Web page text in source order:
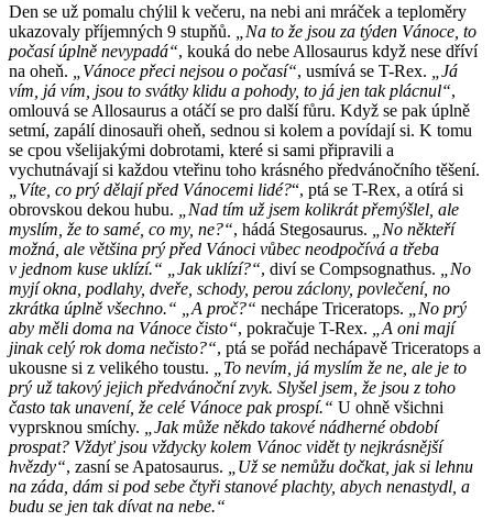
Den se už pomalu chýlil k večeru, na nebi ani mráček a teploměry
ukazovaly příjemných 9 stupňů.
„Na to že jsou za týden Vánoce, to
počasí úplně nevypadá“, kouká do nebe Allosaurus když nese dříví
na oheň.
„Vánoce přeci nejsou o počasí“, usmívá se T-Rex.
„Já
vím, já vím, jsou to svátky klidu a pohody, to já jen tak plácnul“,
omlouvá se Allosaurus a otáčí se pro další fůru. Když se pak úplně
setmí, zapálí dinosauři oheň, sednou si kolem a povídají si. K tomu
se cpou všelijakými dobrotami, které si sami připravili a
vychutnávají si každou vteřinu toho krásného předvánočního těšení.
„Víte, co prý dělají před Vánocemi lidé?“, ptá se T-Rex, a otírá si
obrovskou dekou hubu.
„Nad tím už jsem kolikrát přemýšlel, ale
myslím, že to samé, co my, ne?“, hádá Stegosaurus.
„No někteří
možná, ale většina prý před Vánoci vůbec neodpočívá a třeba
v jednom kuse uklízí.“
„Jak uklízí?“, diví se Compsognathus.
„No
myjí okna, podlahy, dveře, schody, perou záclony, povlečení, no
zkrátka úplně všechno.“ „A proč?“ nechápe Triceratops.
„No prý
aby měli doma na Vánoce čisto“, pokračuje T-Rex.
„A oni mají
jinak celý rok doma nečisto?“, ptá se pořád nechápavě Triceratops a
ukousne si z velikého toustu.
„To nevím, já myslím že ne, ale je to
prý už takový jejich předvánoční zvyk. Slyšel jsem, že jsou z toho
často tak unavení, že celé Vánoce pak prospí.“ U ohně všichni
vyprsknou smíchy.
„Jak může někdo takové nádherné období
prospat? Vždyť jsou vždycky kolem Vánoc vidět ty nejkrásnější
hvězdy“, zasní se Apatosaurus.
„Už se nemůžu dočkat, jak si lehnu
na záda, dám si pod sebe čtyři stanové plachty, abych nenastydl, a
budu se jen tak dívat na nebe.“